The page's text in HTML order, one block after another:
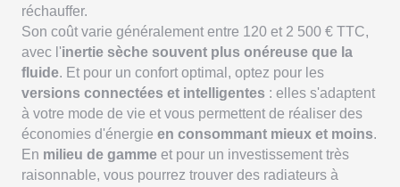
réchauffer.
Son coût varie généralement entre 120 et 2 500 € TTC,
avec l'inertie sèche souvent plus onéreuse que la
fluide. Et pour un confort optimal, optez pour les
versions connectées et intelligentes : elles s'adaptent
à votre mode de vie et vous permettent de réaliser des
économies d'énergie en consommant mieux et moins.
En milieu de gamme et pour un investissement très
raisonnable, vous pourrez trouver des radiateurs à